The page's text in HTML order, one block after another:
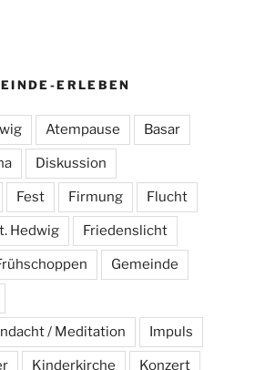
ERLEBEN
Atempause Basar
Diskussion
Fest Firmung Flucht
Hedwig Friedenslicht
Gemeinde
/ Meditation Impuls
Kinderkirche Konzert